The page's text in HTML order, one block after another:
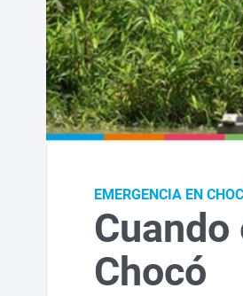
EMERGENCIA EN
Chocó